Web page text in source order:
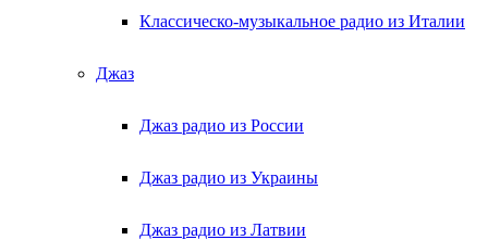
Классическо-музыкальное радио из Италии
Джаз
Джаз радио из России
Джаз радио из Украины
Джаз радио из Латвии